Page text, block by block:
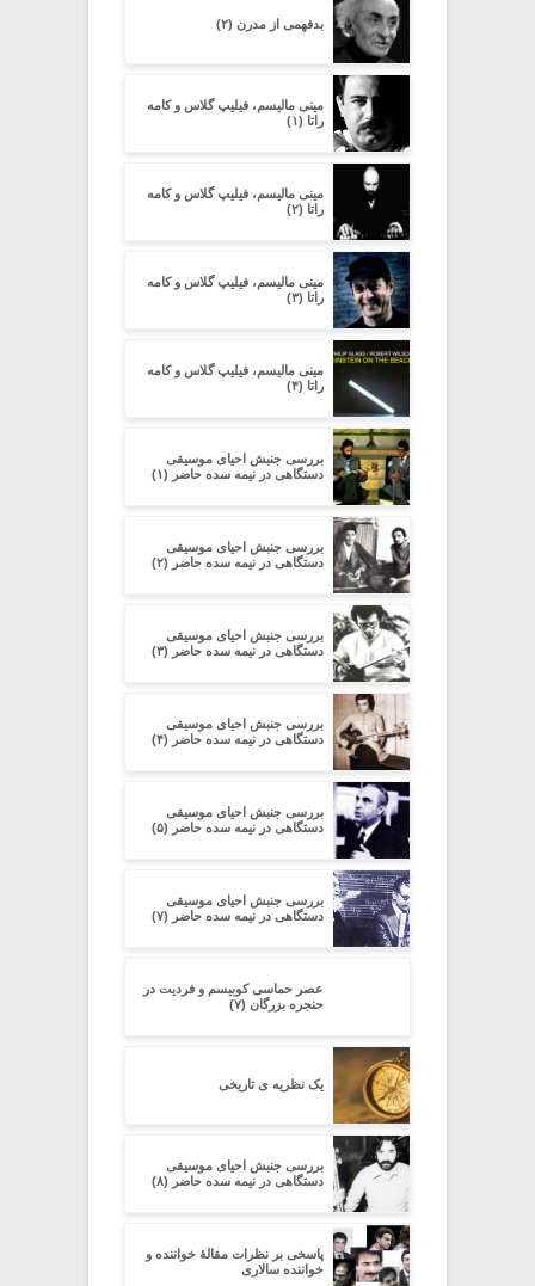
بدفهمى از مدرن (۲)
مینی مالیسم، فیلیپ گلاس و کامه
راتا (۱)
مینی مالیسم، فیلیپ گلاس و کامه
راتا (۲)
مینی مالیسم، فیلیپ گلاس و کامه
راتا (۳)
مینی مالیسم، فیلیپ گلاس و کامه
راتا (۴)
بررسی جنبش احیای موسیقی
دستگاهی در نیمه سده‌ حاضر (۱)
بررسی جنبش احیای موسیقی
دستگاهی در نیمه سده‌ حاضر (۲)
بررسی جنبش احیای موسیقی
دستگاهی در نیمه سده‌ حاضر (۳)
بررسی جنبش احیای موسیقی
دستگاهی در نیمه سده‌ حاضر (۴)
بررسی جنبش احیای موسیقی
دستگاهی در نیمه سده‌ حاضر (۵)
بررسی جنبش احیای موسیقی
دستگاهی در نیمه سده‌ حاضر (۷)
عصر حماسی کوبیسم و فردیت در
حنجره بزرگان (۷)
یک نظریه ی تاریخی
بررسی جنبش احیای موسیقی
دستگاهی در نیمه سده‌ حاضر (۸)
پاسخی بر نظرات مقالۀ خواننده و
خواننده سالاری